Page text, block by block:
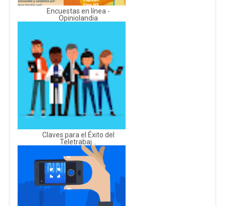
Encuestas en línea -
Opiniolandia
Claves para el Éxito del
Teletrabaj...